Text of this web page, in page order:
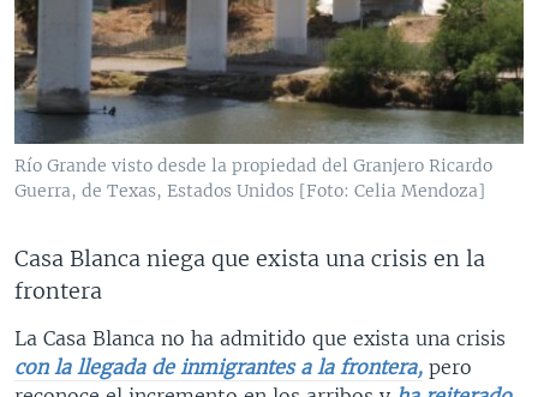
Río Grande visto desde la propiedad del Granjero Ricardo
Guerra, de Texas, Estados Unidos [Foto: Celia Mendoza]
Casa Blanca niega que exista una crisis en la
frontera
La Casa Blanca no ha admitido que exista una crisis
con la llegada de inmigrantes a la frontera, pero